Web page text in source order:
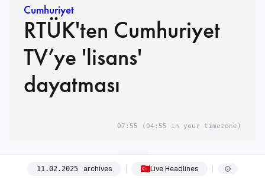
Cumhuriyet
RTÜK'ten Cumhuriyet
TV’ye 'lisans'
dayatması
07:55 (04:55 in your timezone)
11.02.2025 archives Live Headlines